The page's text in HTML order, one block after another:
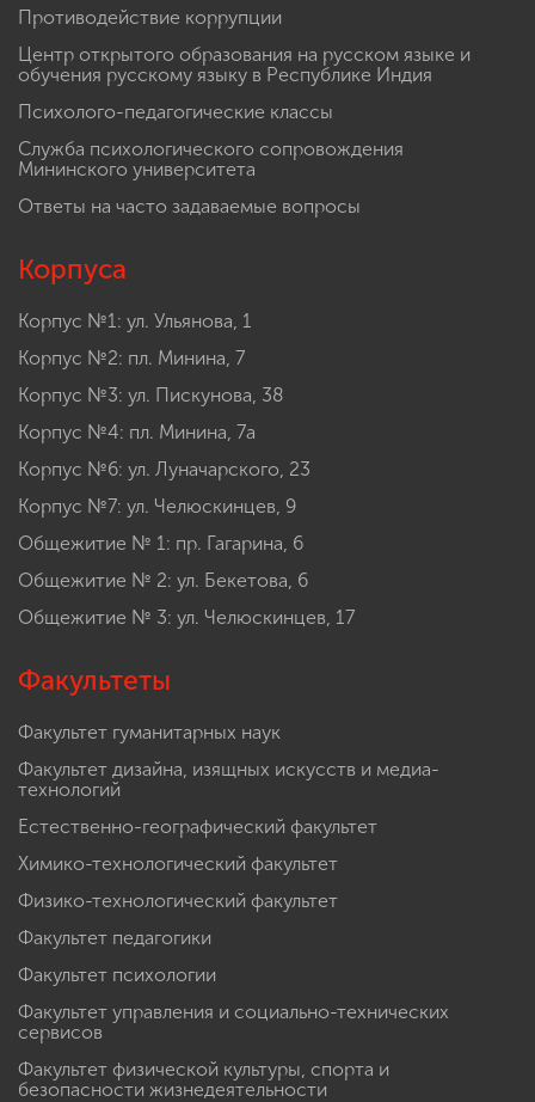
Противодействие коррупции
Центр открытого образования на русском языке и
обучения русскому языку в Республике Индия
Психолого-педагогические классы
Служба психологического сопровождения
Мининского университета
Ответы на часто задаваемые вопросы
Корпуса
Корпус №1: ул. Ульянова, 1
Корпус №2: пл. Минина, 7
Корпус №3: ул. Пискунова, 38
Корпус №4: пл. Минина, 7а
Корпус №6: ул. Луначарского, 23
Корпус №7: ул. Челюскинцев, 9
Общежитие № 1: пр. Гагарина, 6
Общежитие № 2: ул. Бекетова, 6
Общежитие № 3: ул. Челюскинцев, 17
Факультеты
Факультет гуманитарных наук
Факультет дизайна, изящных искусств и медиа-
технологий
Естественно-географический факультет
Химико-технологический факультет
Физико-технологический факультет
Факультет педагогики
Факультет психологии
Факультет управления и социально-технических
сервисов
Факультет физической культуры, спорта и
безопасности жизнедеятельности